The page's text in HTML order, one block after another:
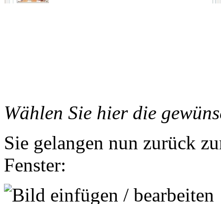
Wählen Sie hier die
Sie gelangen nun zurück
Fenster: